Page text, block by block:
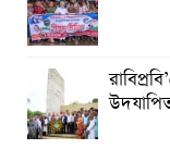
গণঅভ্যুত্থানের
খপ্পরে : আবু হাসান
রাঙামাটিতে
শীর্ষক “কথকতা”